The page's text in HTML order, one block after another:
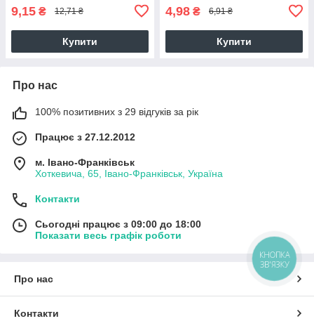
9,15 ₴ 12,71 ₴
Купити
4,98 ₴ 6,91 ₴
Купити
Про нас
100% позитивних з 29 відгуків за рік
Працює з 27.12.2012
м. Івано-Франківськ
Хоткевича, 65, Івано-Франківськ, Україна
Контакти
Сьогодні працює з 09:00 до 18:00
Показати весь графік роботи
Про нас
Контакти
КНОПКА
ЗВ'ЯЗКУ